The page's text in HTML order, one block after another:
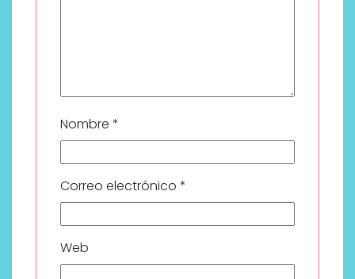
Nombre *
Correo electrónico *
Web